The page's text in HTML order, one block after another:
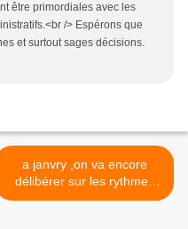
être primordiales avec les
/> Espérons que
et surtout sages décisions.
a janvry ,on va encore
délibérer sur les rythmes
scolaires >